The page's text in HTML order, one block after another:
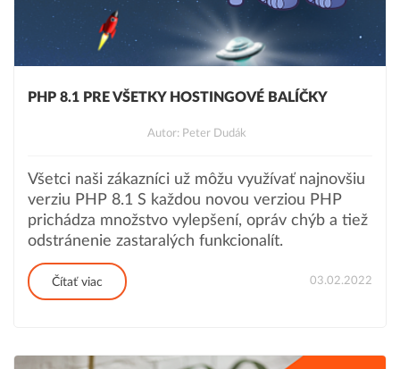
PHP 8.1 PRE VŠETKY HOSTINGOVÉ BALÍČKY
Autor: Peter Dudák
Všetci naši zákazníci už môžu využívať najnovšiu
verziu PHP 8.1 S každou novou verziou PHP
prichádza množstvo vylepšení, opráv chýb a tiež
odstránenie zastaralých funkcionalít.
Čítať viac 03.02.2022